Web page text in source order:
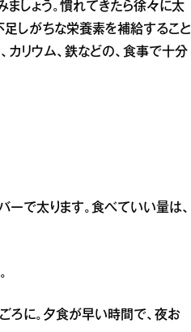
ましょう。慣れてきたら徐々に太
しがちな栄養素を補給すること
カリウム、鉄などの、食事で十分
ーで太ります。食べていい量は、
ろに。夕食が早い時間で、夜お